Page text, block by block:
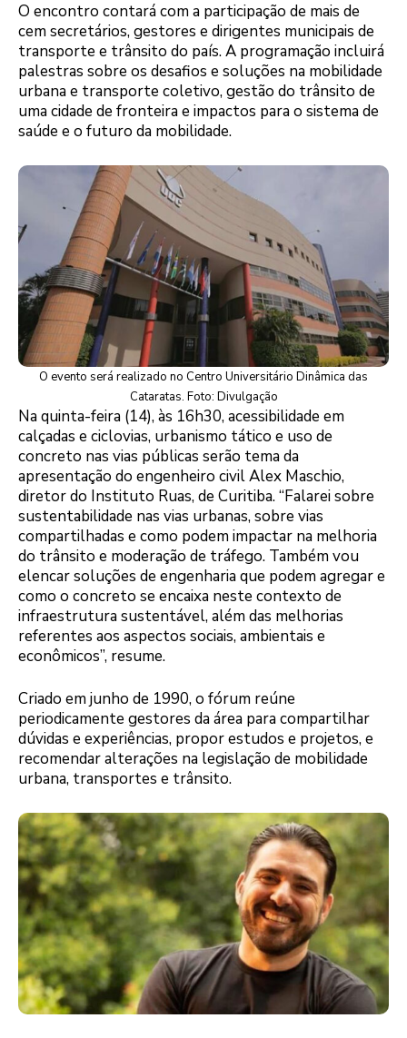
O encontro contará com a participação de mais de
cem secretários, gestores e dirigentes municipais de
transporte e trânsito do país. A programação incluirá
palestras sobre os desafios e soluções na mobilidade
urbana e transporte coletivo, gestão do trânsito de
uma cidade de fronteira e impactos para o sistema de
saúde e o futuro da mobilidade.
O evento será realizado no Centro Universitário Dinâmica das
Cataratas. Foto: Divulgação
Na quinta-feira (14), às 16h30, acessibilidade em
calçadas e ciclovias, urbanismo tático e uso de
concreto nas vias públicas serão tema da
apresentação do engenheiro civil Alex Maschio,
diretor do Instituto Ruas, de Curitiba. “Falarei sobre
sustentabilidade nas vias urbanas, sobre vias
compartilhadas e como podem impactar na melhoria
do trânsito e moderação de tráfego. Também vou
elencar soluções de engenharia que podem agregar e
como o concreto se encaixa neste contexto de
infraestrutura sustentável, além das melhorias
referentes aos aspectos sociais, ambientais e
econômicos”, resume.
Criado em junho de 1990, o fórum reúne
periodicamente gestores da área para compartilhar
dúvidas e experiências, propor estudos e projetos, e
recomendar alterações na legislação de mobilidade
urbana, transportes e trânsito.